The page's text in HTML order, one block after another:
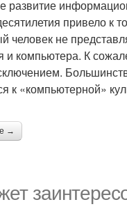
развитие
привело к
человек не
и компьютера. К
к «компьютерной»
→